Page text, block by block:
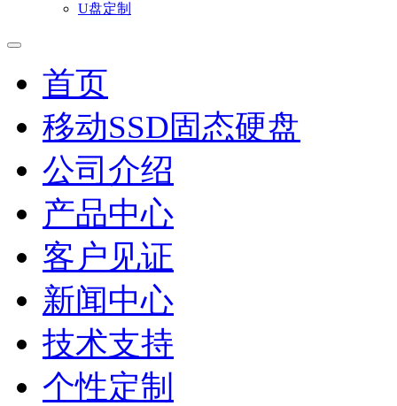
U盘定制
首页
移动SSD固态硬盘
公司介绍
产品中心
客户见证
新闻中心
技术支持
个性定制